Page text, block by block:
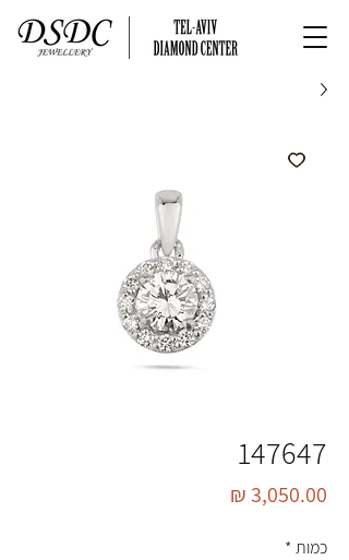
147647
כמות*